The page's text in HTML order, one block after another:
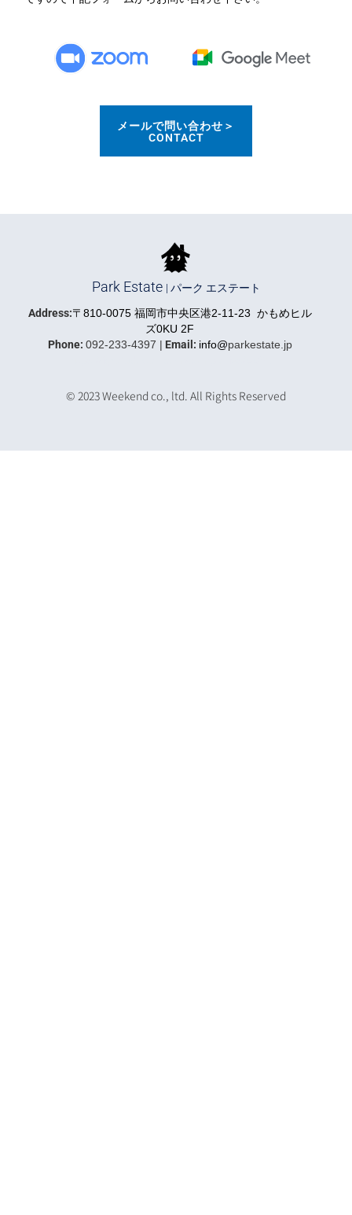
メールで問い合わせ＞
CONTACT
Park Estate | パーク エステート
Address:〒810-0075 福岡市中央区港2-11-23 かもめヒル
ズ0KU 2F
Phone: 092-233-4397 | Email: info@parkestate.jp
© 2023 Weekend co., ltd. All Rights Reserved